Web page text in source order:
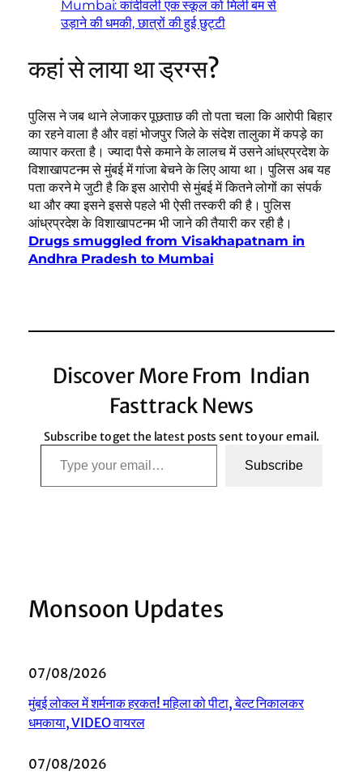
Mumbai: कांदीवली एक स्कूल को मिली बम से
उड़ाने की धमकी, छात्रों की हुई छुट्टी
कहां से लाया था ड्रग्स?
पुलिस ने जब थाने लेजाकर पूछताछ की तो पता चला कि आरोपी बिहार
का रहने वाला है और वहां भोजपुर जिले के संदेश तालुका में कपड़े का
व्यापार करता है। ज्यादा पैसे कमाने के लालच में उसने आंध्रप्रदेश के
विशाखापटनम से मुंबई में गांजा बेचने के लिए आया था। पुलिस अब यह
पता करने मे जुटी है कि इस आरोपी से मुंबई में कितने लोगों का संपर्क
था और क्या इसने इससे पहले भी ऐसी तस्करी की है। पुलिस
आंध्रप्रदेश के विशाखापटनम भी जाने की तैयारी कर रही है।
Drugs smuggled from Visakhapatnam in
Andhra Pradesh to Mumbai
Discover More From Indian
Fasttrack News
Subscribe to get the latest posts sent to your email.
Type your email…
Subscribe
Monsoon Updates
07/08/2026
मुंबई लोकल में शर्मनाक हरकत! महिला को पीटा, बेल्ट निकालकर
धमकाया, VIDEO वायरल
07/08/2026